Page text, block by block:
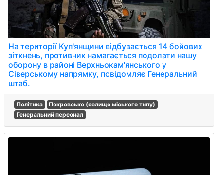
На території Куп'янщини відбувається 14 бойових
зіткнень, противник намагається подолати нашу
оборону в районі Верхньокам'янського у
Сіверському напрямку, повідомляє Генеральний
штаб.
Політика
Покровське (селище міського типу)
Генеральний персонал